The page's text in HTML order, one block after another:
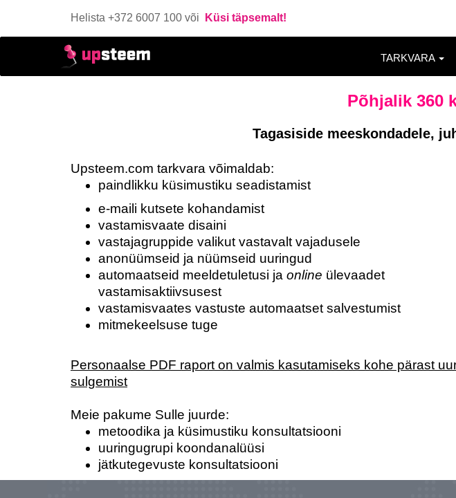
Helista +372 6007 100 või Küsi täpsemalt!
TARKVARA
Põhjalik 360
Tagasiside meeskondadele,
Upsteem.com tarkvara võimaldab:
paindlikku küsimustiku seadistamist
e-maili kutsete kohandamist
vastamisvaate disaini
vastajagruppide valikut vastavalt vajadusele
anonüümseid ja nüümseid uuringud
automaatseid meeldetuletusi ja online ülevaadet
vastamisaktiivsusest
vastamisvaates vastuste automaatset salvestumist
mitmekeelsuse tuge
Personaalse PDF raport on valmis kasutamiseks kohe pärast
sulgemist
Meie pakume Sulle juurde:
metoodika ja küsimustiku konsultatsiooni
uuringugrupi koondanalüüsi
jätkutegevuste konsultatsiooni